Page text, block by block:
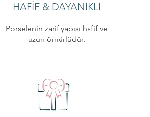
HAFİF & DAYANIKLI
Porselenin zarif yapısı hafif ve
uzun ömürlüdür.